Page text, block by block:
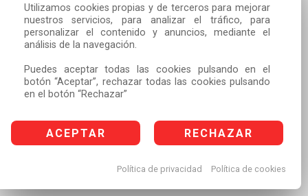
Utilizamos cookies propias y de terceros para mejorar
nuestros servicios, para analizar el tráfico, para
personalizar el contenido y anuncios, mediante el
análisis de la navegación.
Puedes aceptar todas las cookies pulsando en el
botón “Aceptar”, rechazar todas las cookies pulsando
en el botón “Rechazar”
ACEPTAR RECHAZAR
Política de privacidad Política de cookies